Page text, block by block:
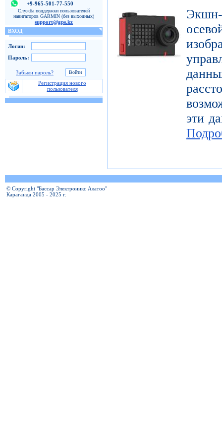
+9-965-501-77-550
Служба поддержки пользователей
навигаторов GARMIN (без выходных)
support@gps.kz
ВХОД
Логин:
Пароль:
Забыли пароль?
Регистрация нового
пользователя
эти
© Copyright "Бассар Электроникс Алатоо"
Караганда 2005 - 2025 г.